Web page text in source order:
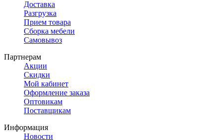
Доставка
Разгрузка
Прием товара
Сборка мебели
Самовывоз
Партнерам
Акции
Скидки
Мой кабинет
Оформление заказа
Оптовикам
Поставщикам
Информация
Новости